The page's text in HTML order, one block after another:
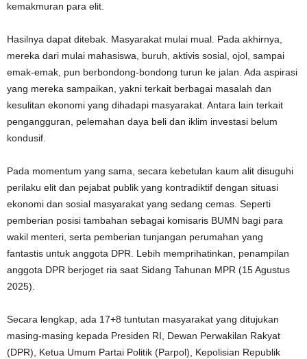
kemakmuran para elit.
Hasilnya dapat ditebak. Masyarakat mulai mual. Pada akhirnya,
mereka dari mulai mahasiswa, buruh, aktivis sosial, ojol, sampai
emak-emak, pun berbondong-bondong turun ke jalan. Ada aspirasi
yang mereka sampaikan, yakni terkait berbagai masalah dan
kesulitan ekonomi yang dihadapi masyarakat. Antara lain terkait
pengangguran, pelemahan daya beli dan iklim investasi belum
kondusif.
Pada momentum yang sama, secara kebetulan kaum alit disuguhi
perilaku elit dan pejabat publik yang kontradiktif dengan situasi
ekonomi dan sosial masyarakat yang sedang cemas. Seperti
pemberian posisi tambahan sebagai komisaris BUMN bagi para
wakil menteri, serta pemberian tunjangan perumahan yang
fantastis untuk anggota DPR. Lebih memprihatinkan, penampilan
anggota DPR berjoget ria saat Sidang Tahunan MPR (15 Agustus
2025).
Secara lengkap, ada 17+8 tuntutan masyarakat yang ditujukan
masing-masing kepada Presiden RI, Dewan Perwakilan Rakyat
(DPR), Ketua Umum Partai Politik (Parpol), Kepolisian Republik